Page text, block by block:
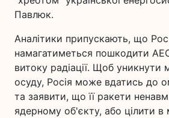
Павлюк.
Аналітики припускають, що
намагатиметься пошкодити
витоку радіації. Щоб уникнути
осуду, Росія може вдатись до
та заявити, що її ракети
ядерному об'єкту, або цілити